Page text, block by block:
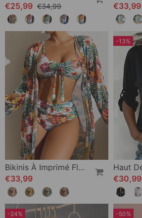
€25,99 €34,99
€33,99
Bikinis À Imprimé Floral Et Cache-Maillot
€33,99
-13%
€30,99
-24% -50%